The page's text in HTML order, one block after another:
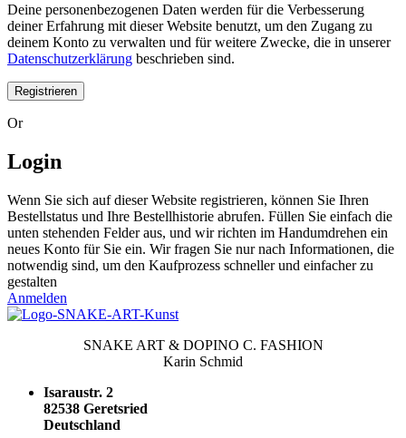
Deine personenbezogenen Daten werden für die Verbesserung
deiner Erfahrung mit dieser Website benutzt, um den Zugang zu
deinem Konto zu verwalten und für weitere Zwecke, die in unserer
Datenschutzerklärung beschrieben sind.
Registrieren
Or
Login
Wenn Sie sich auf dieser Website registrieren, können Sie Ihren
Bestellstatus und Ihre Bestellhistorie abrufen. Füllen Sie einfach die
unten stehenden Felder aus, und wir richten im Handumdrehen ein
neues Konto für Sie ein. Wir fragen Sie nur nach Informationen, die
notwendig sind, um den Kaufprozess schneller und einfacher zu
gestalten
Anmelden
SNAKE ART & DOPINO C. FASHION
Karin Schmid
Isaraustr. 2
82538 Geretsried
Deutschland